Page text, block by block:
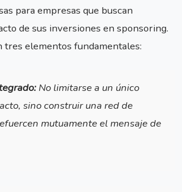
para empresas que buscan
de sus inversiones en sponsoring.
tres elementos fundamentales:
No limitarse a un único
sino construir una red de
mutuamente el mensaje de